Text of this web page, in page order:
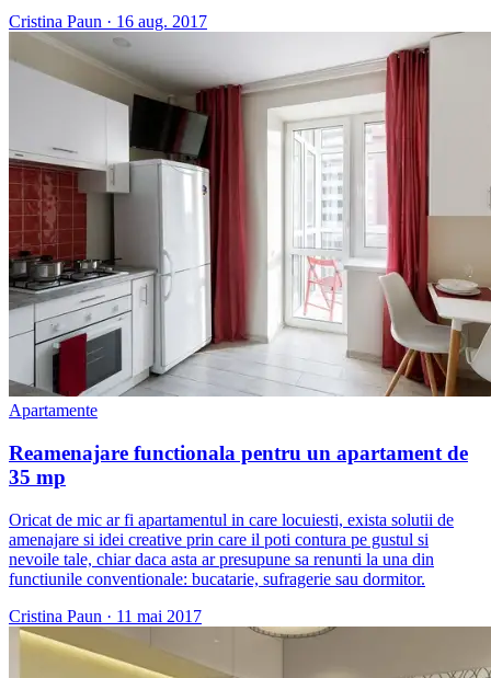
Cristina Paun · 16 aug. 2017
Apartamente
Reamenajare functionala pentru un apartament de
35 mp
Oricat de mic ar fi apartamentul in care locuiesti, exista solutii de
amenajare si idei creative prin care il poti contura pe gustul si
nevoile tale, chiar daca asta ar presupune sa renunti la una din
functiunile conventionale: bucatarie, sufragerie sau dormitor.
Cristina Paun · 11 mai 2017